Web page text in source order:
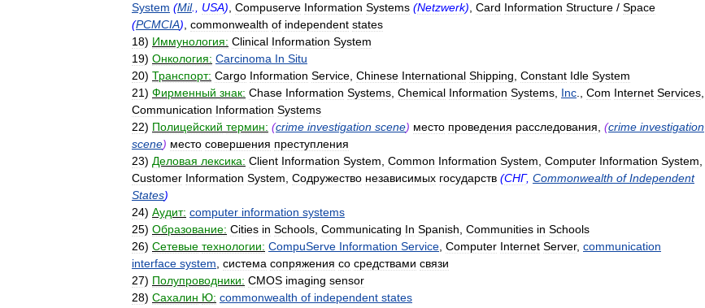
System (Mil., USA) Compuserve Information Systems (Netzwerk) Card Information Structure / Space
(PCMCIA) commonwealth of independent states
18) Иммунология: Clinical Information System
19) Онкология: Carcinoma In Situ
20) Транспорт: Cargo Information Service Chinese International Shipping Constant Idle System
21) Фирменный знак: Chase Information Systems Chemical Information Systems Inc Com Internet Services
Communication Information Systems
22) Полицейский термин: (crime investigation scene) место проведения расследования (crime investigation
scene) место совершения преступления
23) Деловая лексика: Client Information System Common Information System Computer Information System
Customer Information System Содружество независимых государств (СНГ, Commonwealth of Independent
States)
24) Аудит: computer information systems
25) Образование: Cities in Schools Communicating In Spanish Communities in Schools
26) Сетевые технологии: CompuServe Information Service Computer Internet Server, communication
interface system система сопряжения со средствами связи
27) Полупроводники: CMOS imaging sensor
28) Сахалин Ю: commonwealth of independent states